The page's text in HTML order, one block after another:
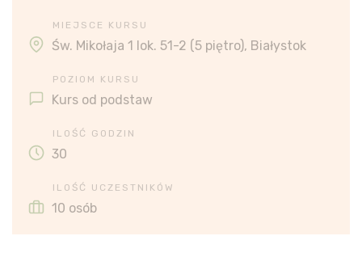
MIEJSCE KURSU
Św. Mikołaja 1 lok. 51-2 (5 piętro), Białystok
POZIOM KURSU
Kurs od podstaw
ILOŚĆ GODZIN
30
ILOŚĆ UCZESTNIKÓW
10 osób